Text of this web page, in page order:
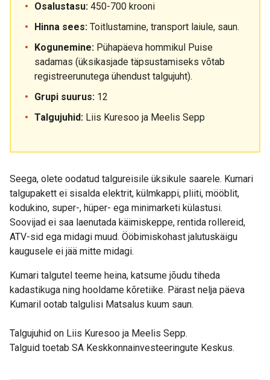
Osalustasu: 450-700 krooni
Hinna sees: Toitlustamine, transport laiule, saun.
Kogunemine: Pühapäeva hommikul Puise
sadamas (üksikasjade täpsustamiseks võtab
registreerunutega ühendust talgujuht).
Grupi suurus: 12
Talgujuhid: Liis Kuresoo ja Meelis Sepp
Seega, olete oodatud talgureisile üksikule saarele. Kumari
talgupakett ei sisalda elektrit, külmkappi, pliiti, mööblit,
kodukino, super-, hüper- ega minimarketi külastusi.
Soovijad ei saa laenutada käimiskeppe, rentida rollereid,
ATV-sid ega midagi muud. Ööbimiskohast jalutuskäigu
kaugusele ei jää mitte midagi.
Kumari talgutel teeme heina, katsume jõudu tiheda
kadastikuga ning hooldame kõretiike. Pärast nelja päeva
Kumaril ootab talgulisi Matsalus kuum saun.
Talgujuhid on Liis Kuresoo ja Meelis Sepp.
Talguid toetab SA Keskkonnainvesteeringute Keskus.